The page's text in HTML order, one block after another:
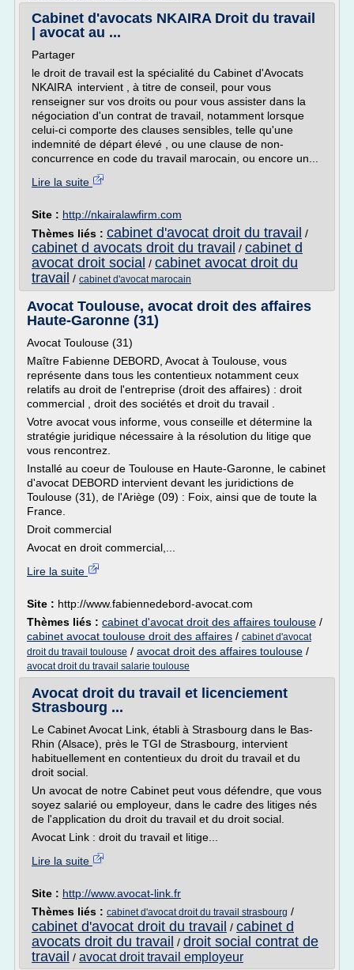
Cabinet d'avocats NKAIRA Droit du travail
| avocat au ...
Partager
le droit de travail est la spécialité du Cabinet d'Avocats
NKAIRA intervient , à titre de conseil, pour vous
renseigner sur vos droits ou pour vous assister dans la
négociation d'un contrat de travail, notamment lorsque
celui-ci comporte des clauses sensibles, telle qu'une
indemnité de départ élevé , ou une clause de non-
concurrence en code du travail marocain, ou encore un...
Lire la suite
Site : http://nkairalawfirm.com
Thèmes liés : cabinet d'avocat droit du travail /
cabinet d avocats droit du travail / cabinet d
avocat droit social / cabinet avocat droit du
travail / cabinet d'avocat marocain
Avocat Toulouse, avocat droit des affaires
Haute-Garonne (31)
Avocat Toulouse (31)
Maître Fabienne DEBORD, Avocat à Toulouse, vous
représente dans tous les contentieux notamment ceux
relatifs au droit de l'entreprise (droit des affaires) : droit
commercial , droit des sociétés et droit du travail .
Votre avocat vous informe, vous conseille et détermine la
stratégie juridique nécessaire à la résolution du litige que
vous rencontrez.
Installé au coeur de Toulouse en Haute-Garonne, le cabinet
d'avocat DEBORD intervient devant les juridictions de
Toulouse (31), de l'Ariège (09) : Foix, ainsi que de toute la
France.
Droit commercial
Avocat en droit commercial,...
Lire la suite
Site : http://www.fabiennedebord-avocat.com
Thèmes liés : cabinet d'avocat droit des affaires toulouse /
cabinet avocat toulouse droit des affaires / cabinet d'avocat
droit du travail toulouse / avocat droit des affaires toulouse /
avocat droit du travail salarie toulouse
Avocat droit du travail et licenciement
Strasbourg ...
Le Cabinet Avocat Link, établi à Strasbourg dans le Bas-
Rhin (Alsace), près le TGI de Strasbourg, intervient
habituellement en contentieux du droit du travail et du
droit social.
Un avocat de notre Cabinet peut vous défendre, que vous
soyez salarié ou employeur, dans le cadre des litiges nés
de l'application du droit du travail et du droit social.
Avocat Link : droit du travail et litige...
Lire la suite
Site : http://www.avocat-link.fr
Thèmes liés : cabinet d'avocat droit du travail strasbourg /
cabinet d'avocat droit du travail / cabinet d
avocats droit du travail / droit social contrat de
travail / avocat droit travail employeur